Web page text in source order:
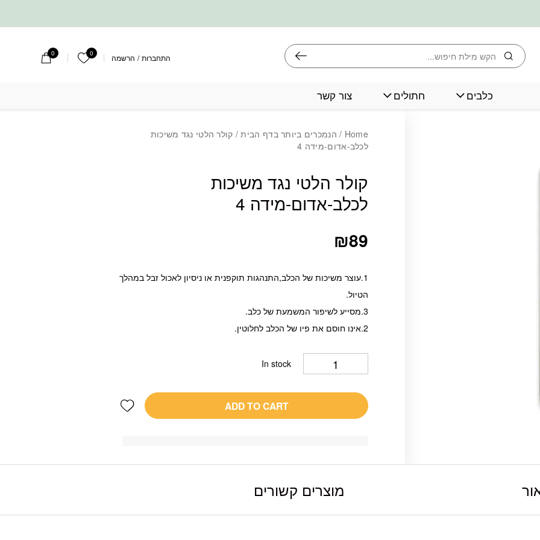
התחברות / הרשמה 0 הרשימה שלי
0 חיפוש
כלבים חתולים צור קשר
Home
/ הנמכרים ביותר בדף הבית/ קולר הלטי נגד משיכות
לכלב-אדום-מידה 4
קולר הלטי נגד משיכות
לכלב-אדום-מידה 4
₪89
1.עוצר משיכות של הכלב,התנהגות תוקפנית או ניסיון לאכול זבל במהלך
הטיול.
3.מסייע לשיפור המשמעת של כלב.
2.אינו חוסם את פיו של הכלב לחלוטין.
In stock
ADD TO CART
Add wishlist
מוצרים קשורים